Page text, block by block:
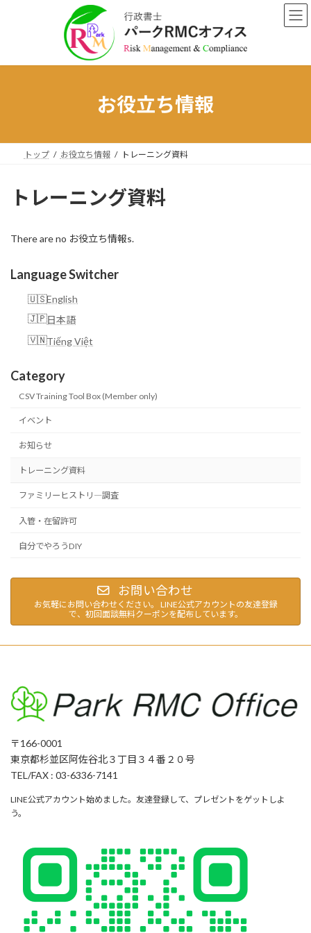
お役立ち情報
トップ お役立ち情報 トレーニング資料
トレーニング資料
There are no お役立ち情報s.
Language Switcher
English
日本語
Tiếng Việt
Category
CSV Training Tool Box (Member only)
イベント
お知らせ
トレーニング資料
ファミリーヒストリ―調査
入管・在留許可
自分でやろうDIY
お問い合わせ
お気軽にお問い合わせください。 LINE公式アカウントの友達登録
で、初回面談無料クーポンを配布しています。
〒166-0001
東京都杉並区阿佐谷北３丁目３４番２０号
TEL/FAX : 03-6336-7141
LINE公式アカウント始めました。友達登録して、プレゼントをゲットしよ
う。